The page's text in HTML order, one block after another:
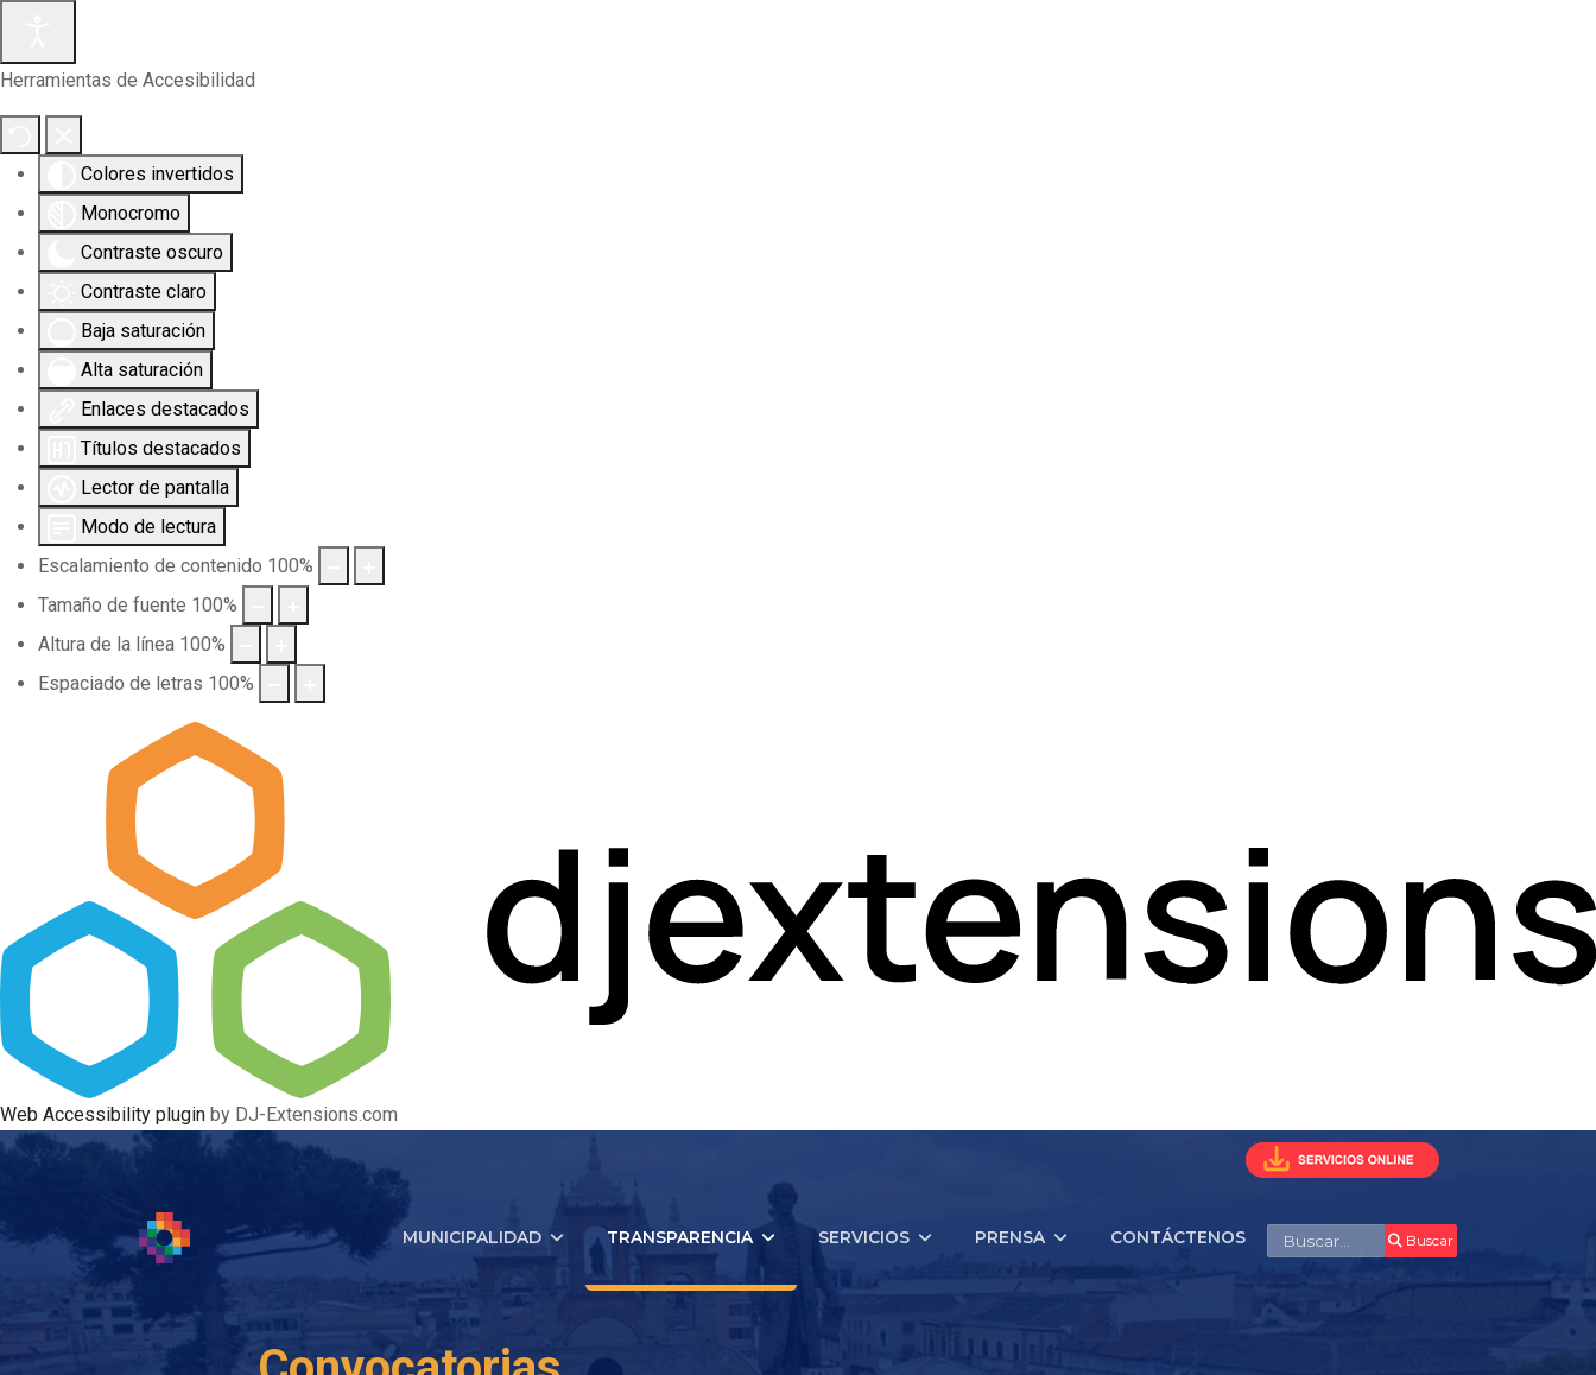
Herramientas de Accesibilidad
Colores invertidos
Monocromo
Contraste oscuro
Contraste claro
Baja saturación
Alta saturación
Enlaces destacados
Títulos destacados
Lector de pantalla
Modo de lectura
Escalamiento de contenido 100%
Tamaño de fuente 100%
Altura de la línea 100%
Espaciado de letras 100%
Web Accessibility plugin by DJ-Extensions.com
MUNICIPALIDAD TRANSPARENCIA SERVICIOS PRENSA CONTÁCTENOS Buscar Buscar